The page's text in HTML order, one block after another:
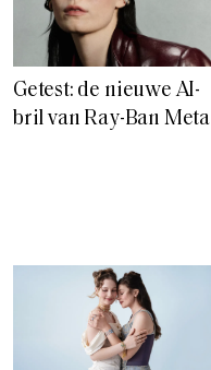
Getest: de nieuwe AI-
bril van Ray-Ban Meta